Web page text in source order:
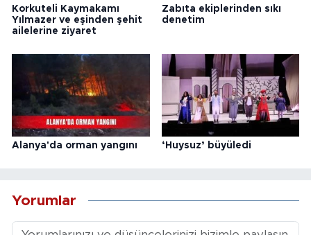
Korkuteli Kaymakamı
Yılmazer ve eşinden şehit
ailelerine ziyaret
Zabıta ekiplerinden sıkı
denetim
Alanya'da orman yangını ‘Huysuz’ büyüledi
Yorumlar